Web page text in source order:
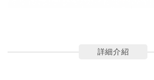
詳細介紹